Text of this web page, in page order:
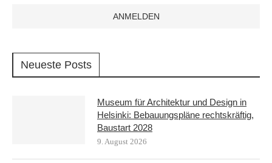
Neueste Posts
Museum für Architektur und Design in
Helsinki: Bebauungspläne rechtskräftig,
Baustart 2028
9. August 2026